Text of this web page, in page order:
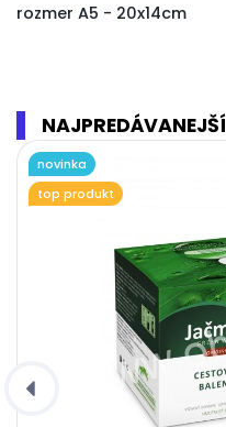
rozmer A5 - 20x14cm
NAJPREDÁVANEJŠÍ
novinka
top produkt